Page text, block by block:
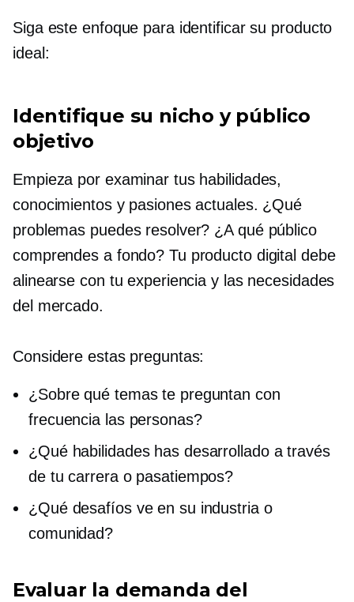
Siga este enfoque para identificar su producto
ideal:
Identifique su nicho y público
objetivo
Empieza por examinar tus habilidades,
conocimientos y pasiones actuales. ¿Qué
problemas puedes resolver? ¿A qué público
comprendes a fondo? Tu producto digital debe
alinearse con tu experiencia y las necesidades
del mercado.
Considere estas preguntas:
¿Sobre qué temas te preguntan con
frecuencia las personas?
¿Qué habilidades has desarrollado a través
de tu carrera o pasatiempos?
¿Qué desafíos ve en su industria o
comunidad?
Evaluar la demanda del